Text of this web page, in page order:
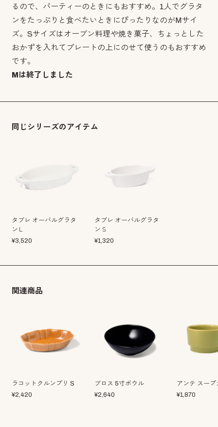
るので、パーティーのときにもおすすめ。1人でグラタ
ンをたっぷりと食べたいときにぴったりなのがMサイ
ズ。Sサイズはオーブン料理や焼き菓子、ちょっとした
おかずを入れてプレートの上にのせて使うのもおすすめ
です。
Mは終了しました
同じシリーズのアイテム
タブレ オーバルグラタ
ンＬ
¥3,520
タブレ オーバルグラタ
ンＳ
¥1,320
関連商品
ラコットクルンプリ S
¥2,420
ブロス 5寸ボウル
¥2,640
アンテ スープ
¥1,870